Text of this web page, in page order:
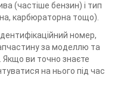
(частіше бензин) і тип
карбюраторна тощо).
номер,
за моделлю та
Якщо ви точно знаєте
на нього під час